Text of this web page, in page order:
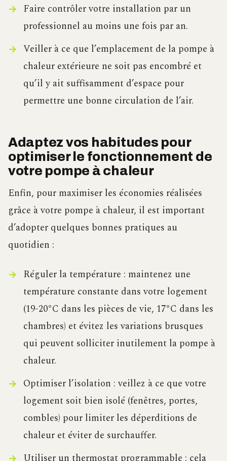
Faire contrôler votre installation par un
professionnel au moins une fois par an.
Veiller à ce que l’emplacement de la pompe à
chaleur extérieure ne soit pas encombré et
qu’il y ait suffisamment d’espace pour
permettre une bonne circulation de l’air.
Adaptez vos habitudes pour
optimiser le fonctionnement de
votre pompe à chaleur
Enfin, pour maximiser les économies réalisées
grâce à votre pompe à chaleur, il est important
d’adopter quelques bonnes pratiques au
quotidien :
Réguler la température : maintenez une
température constante dans votre logement
(19-20°C dans les pièces de vie, 17°C dans les
chambres) et évitez les variations brusques
qui peuvent solliciter inutilement la pompe à
chaleur.
Optimiser l’isolation : veillez à ce que votre
logement soit bien isolé (fenêtres, portes,
combles) pour limiter les déperditions de
chaleur et éviter de surchauffer.